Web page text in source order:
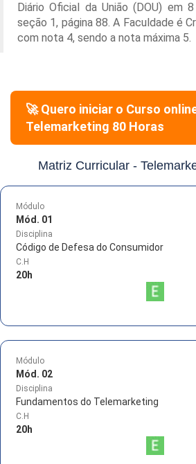
Diário Oficial da União (DOU) em
seção 1, página 88. A Faculdade é
com nota 4, sendo a nota máxima 5.
🚀 Quero iniciar o Curso
Telemarketing 80 Horas
Matriz Curricular -
Módulo
Mód. 01
Disciplina
Código de Defesa do Consumidor
C.H
20h
Módulo
Mód. 02
Disciplina
Fundamentos do Telemarketing
C.H
20h